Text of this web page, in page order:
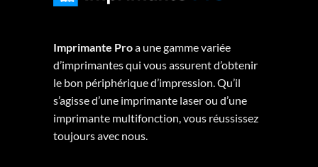
Imprimante Proa une gamme variée
d’imprimantes qui vous assurent d’obtenir
le bon périphérique d’impression. Qu’il
s’agisse d’une imprimante laser ou d’une
imprimante multifonction, vous réussissez
toujours avec nous.